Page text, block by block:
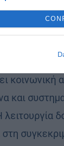
όταν σε
και